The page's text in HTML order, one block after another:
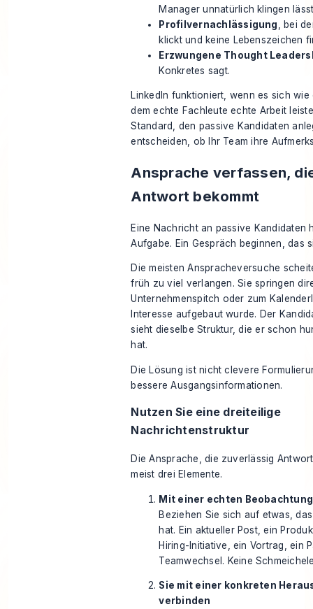
Manager unnatürlich klingen
Profilvernachlässigung
, bei
klickt und keine Lebenszeichen
Erzwungene Thought
Konkretes sagt.
LinkedIn funktioniert, wenn es sich
dem echte Fachleute echte Arbeit
Standard, den passive Kandidaten
entscheiden, ob Ihr Team ihre
Ansprache verfassen,
Antwort bekommt
Eine Nachricht an passive Kandidaten
Aufgabe. Ein Gespräch beginnen, das
Die meisten Anspracheversuche
früh zu viel verlangen. Sie springen
Unternehmenspitch oder zum
Interesse aufgebaut wurde. Der
sieht dieselbe Struktur, die er schon
hat.
Die Lösung ist nicht clevere
bessere Ausgangsinformationen.
Nutzen Sie eine dreiteilige
Nachrichtenstruktur
Die Ansprache, die zuverlässig
meist drei Elemente.
Mit einer echten
Beziehen Sie sich auf etwas,
hat. Ein aktueller Post, ein
Hiring-Initiative, ein Vortrag, ein
Teamwechsel. Keine
Sie mit einer konkreten
verbinden